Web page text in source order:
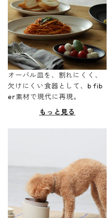
オーバル皿を、割れにくく、
欠けにくい食器として、b fib
er素材で現代に再現。
もっと見る